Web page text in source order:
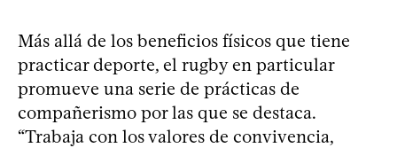
Más allá de los beneficios físicos que tiene
practicar deporte, el rugby en particular
promueve una serie de prácticas de
compañerismo por las que se destaca.
“Trabaja con los valores de convivencia,